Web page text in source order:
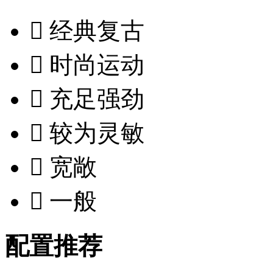
 经典复古
 时尚运动
 充足强劲
 较为灵敏
 宽敞
 一般
配置推荐